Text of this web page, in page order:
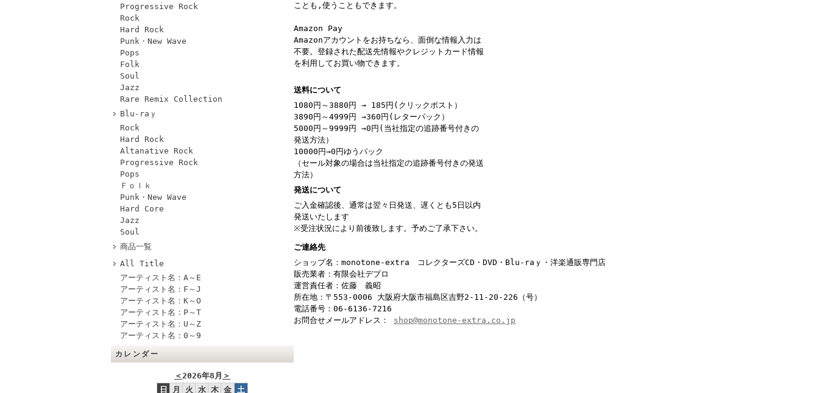
Progressive Rock
Rock
Hard Rock
Punk・New Wave
Pops
Folk
Soul
Jazz
Rare Remix Collection
Blu-raｙ
Rock
Hard Rock
Altanative Rock
Progressive Rock
Pops
Ｆｏｌｋ
Punk・New Wave
Hard Core
Jazz
Soul
商品一覧
All Title
アーティスト名：A～E
アーティスト名：F～J
アーティスト名：K～O
アーティスト名：P～T
アーティスト名：U～Z
アーティスト名：0～9
カレンダー
＜2026年8月 ＞
日
月 火 水 木 金 土
ことも,使うこともできます。
Amazon Pay
Amazonアカウントをお持ちなら、面倒な情報入力は
不要。登録された配送先情報やクレジットカード情報
を利用してお買い物できます。
送料について
1080円～3880円 → 185円(クリックポスト）
3890円～4999円 →360円(レターパック）
5000円～9999円 →0円(当社指定の追跡番号付きの
発送方法）
10000円→0円ゆうパック
（セール対象の場合は当社指定の追跡番号付きの発送
方法）
発送について
ご入金確認後、通常は翌々日発送、遅くとも5日以内
発送いたします
※受注状況により前後致します。予めご了承下さい。
ご連絡先
ショップ名：monotone-extra コレクターズCD・DVD・Blu-raｙ・洋楽通販専門店
販売業者：有限会社デプロ
運営責任者：佐藤 義昭
所在地：〒553-0006 大阪府大阪市福島区吉野2-11-20-226（号）
電話番号：06-6136-7216
お問合せメールアドレス： shop@monotone-extra.co.jp